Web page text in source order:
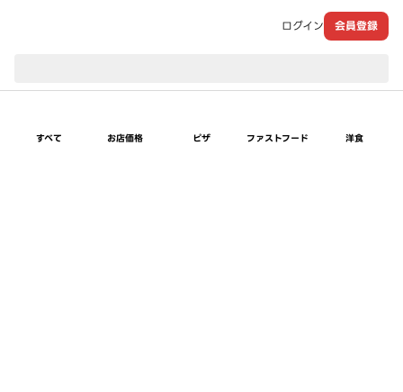
ログイン 会員登録
すべて お店価格 ピザ ファストフード 洋食